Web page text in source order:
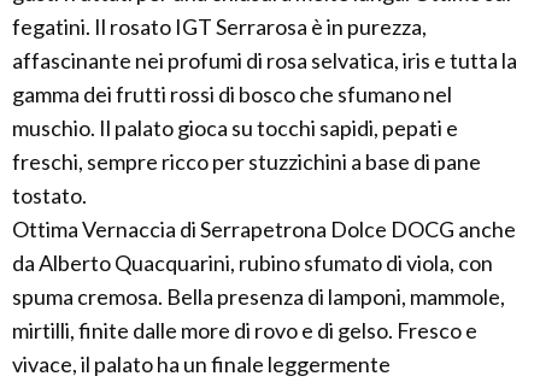
fegatini. Il rosato IGT Serrarosa è in purezza,
affascinante nei profumi di rosa selvatica, iris e tutta la
gamma dei frutti rossi di bosco che sfumano nel
muschio. Il palato gioca su tocchi sapidi, pepati e
freschi, sempre ricco per stuzzichini a base di pane
tostato.
Ottima Vernaccia di Serrapetrona Dolce DOCG anche
da Alberto Quacquarini, rubino sfumato di viola, con
spuma cremosa. Bella presenza di lamponi, mammole,
mirtilli, finite dalle more di rovo e di gelso. Fresco e
vivace, il palato ha un finale leggermente